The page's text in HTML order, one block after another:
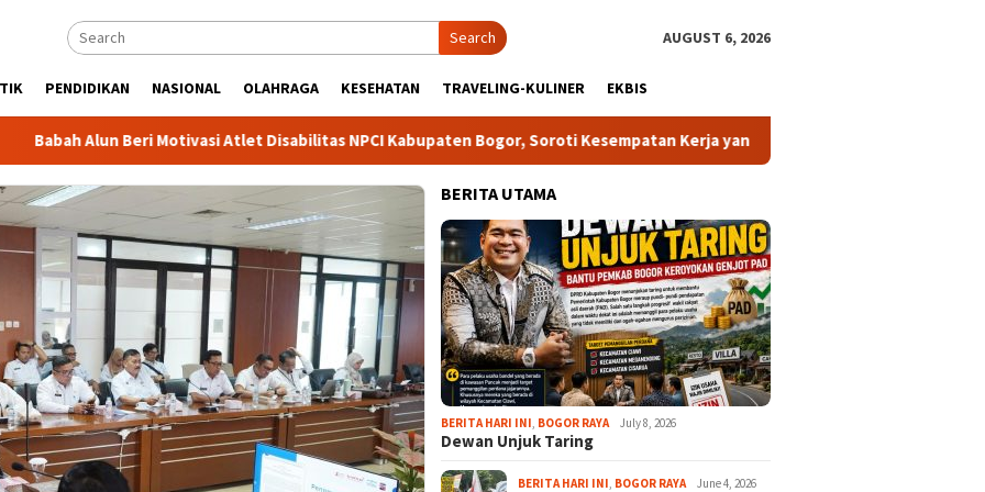
Search AUGUST 6, 2026
PENDIDIKAN NASIONAL OLAHRAGA KESEHATAN TRAVELING-KULINER EKBIS
Alun Beri Motivasi Atlet Disabilitas NPCI Kabupaten Bogor, Soroti Kesempatan Kerja yang Setara
BERITA UTAMA
BERITA HARI INI BOGOR RAYA July 8, 2026
Dewan Unjuk Taring
BERITA HARI INI BOGOR RAYA June 4, 2026